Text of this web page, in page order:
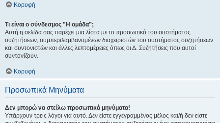
Κορυφή
Τι είναι ο σύνδεσμος "Η ομάδα”;
Αυτή η σελίδα σας παρέχει μια λίστα με το προσωπικό του συστήματος
συζητήσεων, συμπεριλαμβανομένων διαχειριστών του συστήματος συζητήσεων
και συντονιστών και άλλες λεπτομέρειες όπως οι Δ. Συζητήσεις που αυτοί
συντονίζουν.
Κορυφή
Προσωπικά Μηνύματα
Δεν μπορώ να στείλω προσωπικά μηνύματα!
Υπάρχουν τρεις λόγοι για αυτό. Δεν είστε εγγεγραμμένος μέλος και/ή δεν είστε